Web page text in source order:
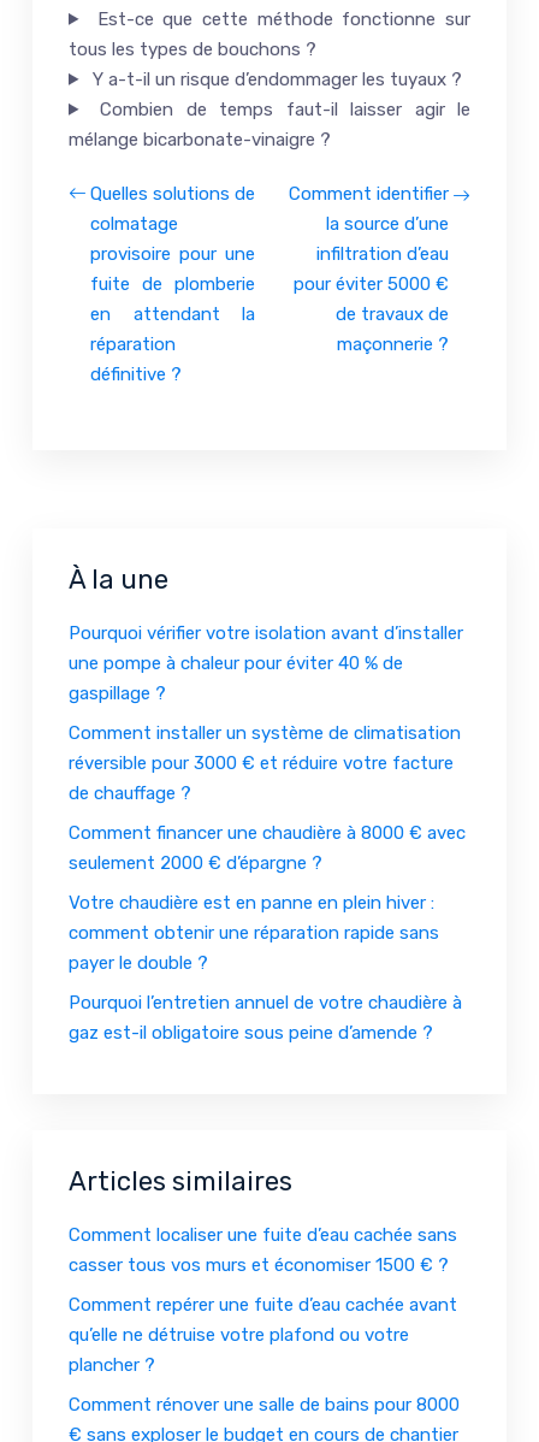
Est-ce que cette méthode fonctionne sur
tous les types de bouchons ?
Y a-t-il un risque d’endommager les tuyaux ?
Combien de temps faut-il laisser agir le
mélange bicarbonate-vinaigre ?
Quelles solutions de
colmatage
provisoire pour une
fuite de plomberie
en attendant la
réparation
définitive ?
Comment identifier
la source d’une
infiltration d’eau
pour éviter 5000 €
de travaux de
maçonnerie ?
À la une
Pourquoi vérifier votre isolation avant d’installer
une pompe à chaleur pour éviter 40 % de
gaspillage ?
Comment installer un système de climatisation
réversible pour 3000 € et réduire votre facture
de chauffage ?
Comment financer une chaudière à 8000 € avec
seulement 2000 € d’épargne ?
Votre chaudière est en panne en plein hiver :
comment obtenir une réparation rapide sans
payer le double ?
Pourquoi l’entretien annuel de votre chaudière à
gaz est-il obligatoire sous peine d’amende ?
Articles similaires
Comment localiser une fuite d’eau cachée sans
casser tous vos murs et économiser 1500 € ?
Comment repérer une fuite d’eau cachée avant
qu’elle ne détruise votre plafond ou votre
plancher ?
Comment rénover une salle de bains pour 8000
€ sans exploser le budget en cours de chantier